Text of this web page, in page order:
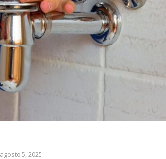
agosto 5, 2025